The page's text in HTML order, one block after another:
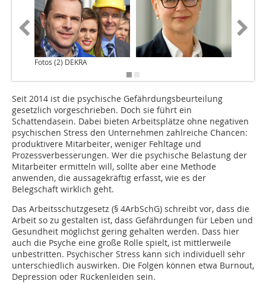
Fotos (2) DEKRA
Seit 2014 ist die psychische Gefährdungsbeurteilung
gesetzlich vorgeschrieben. Doch sie führt ein
Schattendasein. Dabei bieten Arbeitsplätze ohne negativen
psychischen Stress den Unternehmen zahlreiche Chancen:
produktivere Mitarbeiter, weniger Fehltage und
Prozessverbesserungen. Wer die psychische Belastung der
Mitarbeiter ermitteln will, sollte aber eine Methode
anwenden, die aussagekräftig erfasst, wie es der
Belegschaft wirklich geht.
Das Arbeitsschutzgesetz (§ 4ArbSchG) schreibt vor, dass die
Arbeit so zu gestalten ist, dass Gefährdungen für Leben und
Gesundheit möglichst gering gehalten werden. Dass hier
auch die Psyche eine große Rolle spielt, ist mittlerweile
unbestritten. Psychischer Stress kann sich individuell sehr
unterschiedlich auswirken. Die Folgen können etwa Burnout,
De­pression oder Rückenleiden sein.